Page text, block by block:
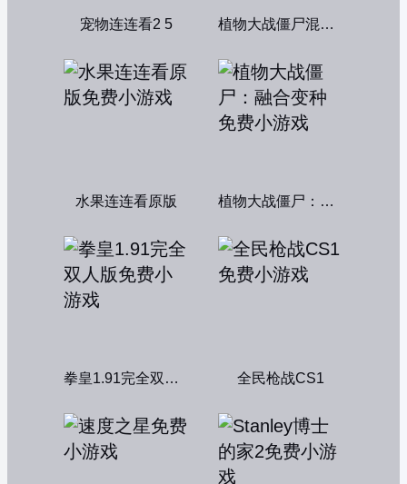
宠物连连看2 5 植物大战僵尸混合版
水果连连看原版 植物大战僵尸：融合变种
拳皇1.91完全双人版 全民枪战CS1